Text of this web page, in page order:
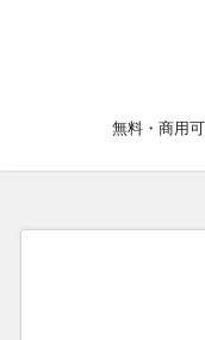
無料・商用